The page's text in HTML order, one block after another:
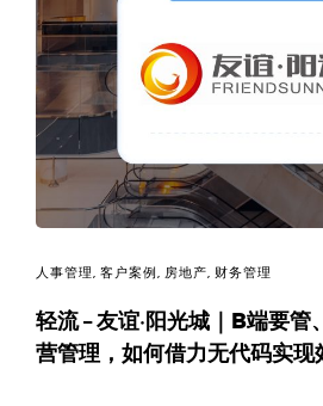
人事管理, 客户案例 , 房地产, 财务管理
轻流 – 友谊·阳光城｜B端要
营管理，如何借力无代码实现